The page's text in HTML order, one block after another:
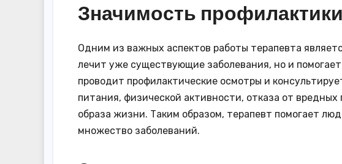
Значимость
Одним из важных аспектов работы терапевта
лечит уже существующие заболевания, но и
проводит профилактические осмотры и
питания, физической активности, отказа от вредных
образа жизни. Таким образом, терапевт помогает
множество заболеваний.